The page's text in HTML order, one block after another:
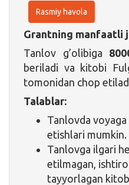
Rasmiy havola
Grantning manfaatli
Tanlov g’olibiga
beriladi va kitobi
tomonidan chop
Talablar:
Tanlovda
etishlari mumkin.
Tanlovga ilgari
etilmagan,
tayyorlagan